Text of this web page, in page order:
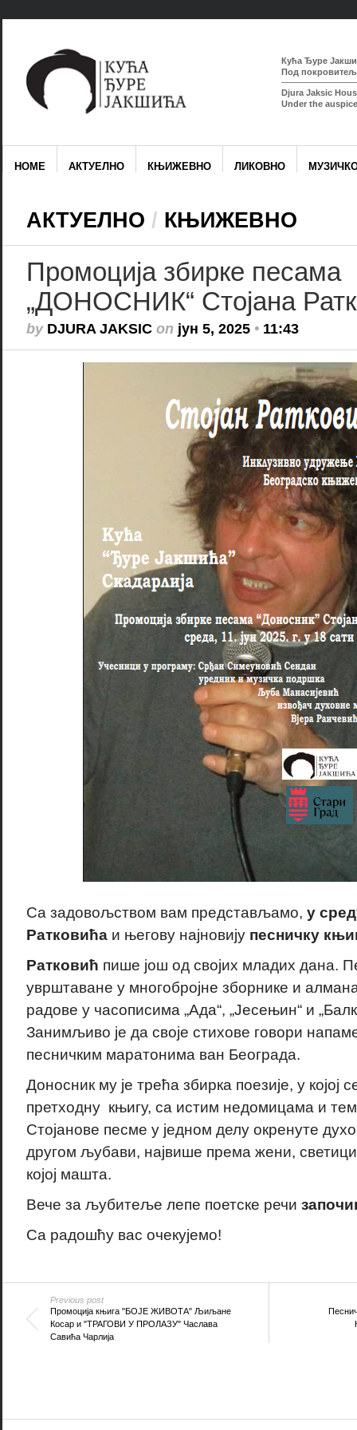
Кућа Ђуре
Под
Djura Jaksic
Under the
HOME АКТУЕЛНО КЊИЖЕВНО ЛИКОВНО
АКТУЕЛНО / КЊИЖЕВНО
Промоција збирке песама
„ДОНОСНИК“ Стојана
by DJURA JAKSICon јун 5, 2025• 11:43
Са задовољством вам представљамо, у
Ратковићаи његову најновију песничку
Ратковић пише још од својих младих дана.
уврштаване у многобројне зборнике и
радове у часописима „Ада“, „Јесењин“ и
Занимљиво је да своје стихове говори
песничким маратонима ван Београда.
Доносник му је трећа збирка поезије, у којој
претходну књигу, са истим недомицама и
Стојанове песме у једном делу окренуте
другом љубави, највише према жени, светици
којој машта.
Вече за љубитеље лепе поетске речи
Са радошћу вас очекујемо!
Previous post
Промоција књига "БОЈЕ ЖИВОТА" Љиљане
Косар и "ТРАГОВИ У ПРОЛАЗУ" Часлава
Савића Чарлија